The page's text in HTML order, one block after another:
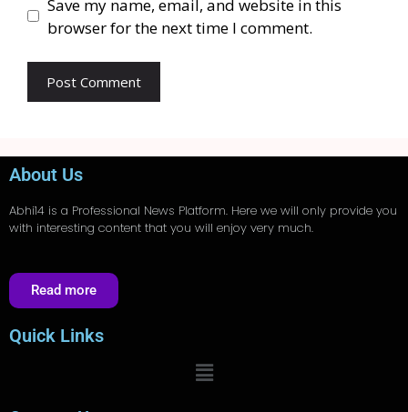
Save my name, email, and website in this
browser for the next time I comment.
About Us
Abhi14 is a Professional News Platform. Here we will only provide you
with interesting content that you will enjoy very much.
Read more
Quick Links